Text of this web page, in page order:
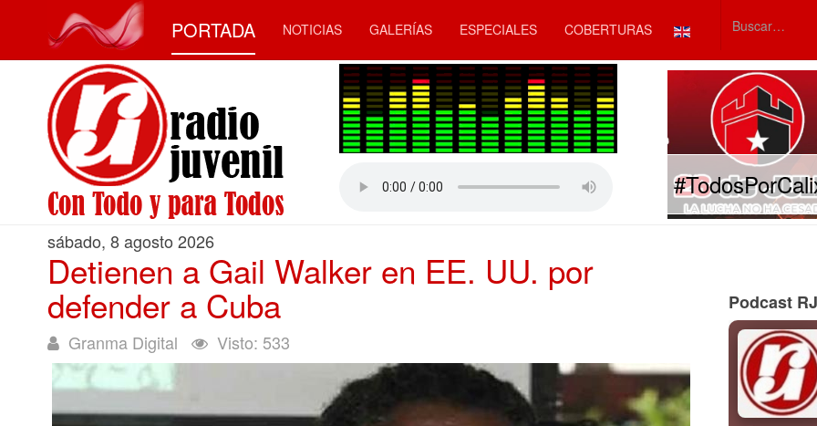
Seleccione su
Type 2 or
PORTADA NOTICIAS GALERÍAS ESPECIALES COBERTURAS
sábado, 8 agosto 2026
Detienen a Gail Walker en EE. UU. por
defender a Cuba
Granma Digital Visto: 533
Podcast RJ